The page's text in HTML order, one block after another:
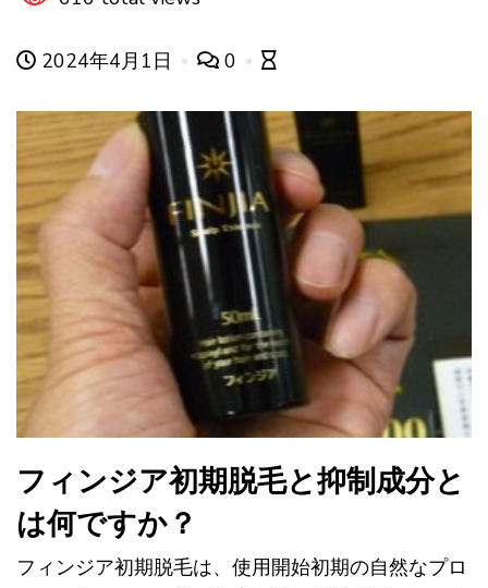
2024年4月1日 0
フィンジア初期脱毛と抑制成分と
は何ですか？
フィンジア初期脱毛は、使用開始初期の自然なプロ